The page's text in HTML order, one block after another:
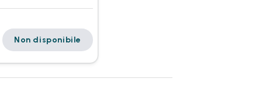
Non disponibile